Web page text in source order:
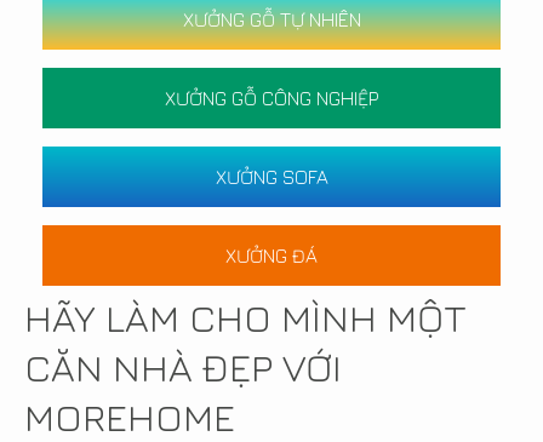
XƯỞNG GỖ TỰ NHIÊN
XƯỞNG GỖ CÔNG NGHIỆP
XƯỞNG SOFA
XƯỞNG ĐÁ
HÃY LÀM CHO MÌNH MỘT
CĂN NHÀ ĐẸP VỚI
MOREHOME